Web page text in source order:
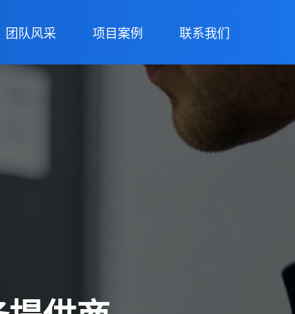
团队风采 项目案例 联系我们